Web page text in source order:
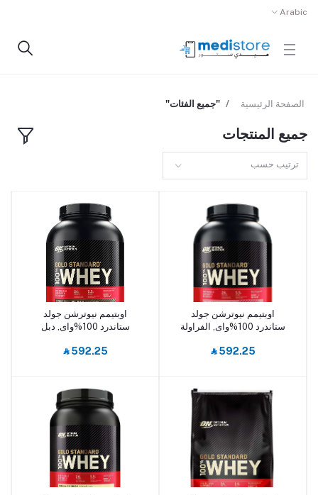
Arabic
الصفحة الرئيسية "جميع الفئات"
جميع المنتجات
ترتيب حسب
أضف إلى السلة
اوبتيمم نيوترشن جولد
ستاندرد 100%واى, الفراولة
‎⃁ 592.25
أضف إلى السلة
اوبتيمم نيوترشن جولد
ستاندرد 100%واى, دبل
‎⃁ 592.25